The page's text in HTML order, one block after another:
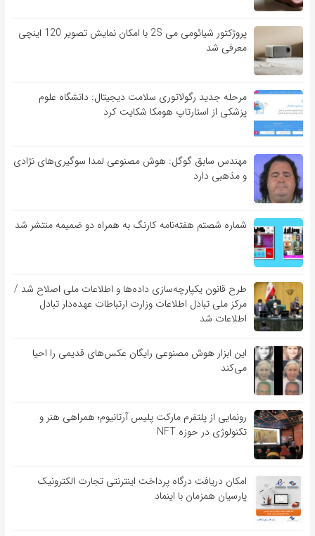
پروژکتور شیائومی می 2S با امکان نمایش تصویر 120 اینچی
معرفی شد
مرحله جدید رگولاتوری سلامت دیجیتال: دانشگاه علوم
پزشکی از استارتاپ هومکا شکایت کرد
مهندس سابق گوگل: هوش مصنوعی لمدا سوگیری‌های نژادی
و مذهبی دارد
شماره شصتم هفته‌نامه کارنگ به همراه دو ضمیمه منتشر شد
طرح قانون یکپارچه‌سازی داده‌ها و اطلاعات ملی اصلاح شد /
مرکز ملی تبادل اطلاعات وزارت ارتباطات عهده‌دار تبادل
اطلاعات شد
این ابزار هوش مصنوعی رایگان عکس‌های قدیمی را احیا
می‌کند
رونمایی از پلتفرم مارکت پلیس آرتانیوم؛ همراهی هنر و
تکنولوژی در حوزه NFT
امکان دریافت درگاه پرداخت اینترنتی تجارت الکترونیک
پارسیان همزمان با اینماد